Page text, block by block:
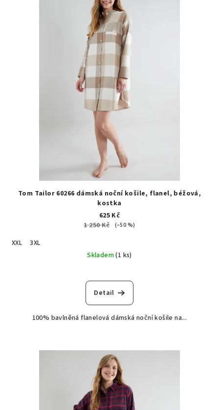
Tom Tailor 60266 dámská noční košile, flanel, béžová,
kostka
625 Kč
1 250 Kč
(–50 %)
XXL
3XL
Skladem(1 ks)
Detail
100% bavlněná flanelová dámská noční košile na...